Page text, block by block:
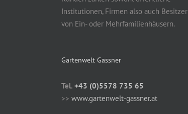
Institutionen, Firmen also auch Besitzer
von Ein- oder Mehrfamilienhäusern.
Gartenwelt Gassner
Tel. +43 (0)5578 735 65
>> www.gartenwelt-gassner.at